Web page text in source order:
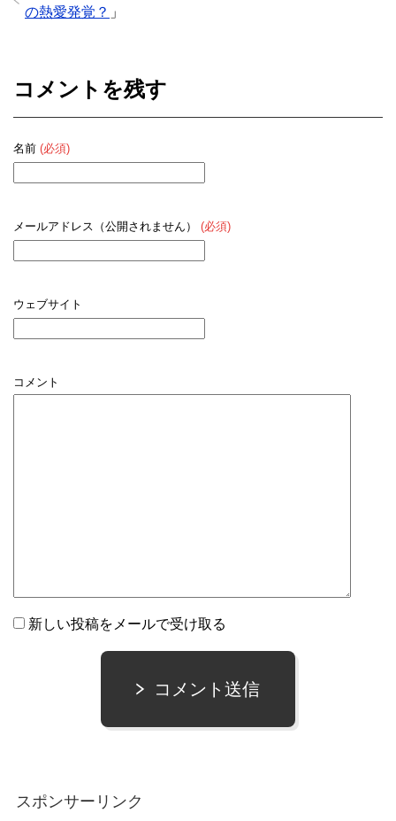
の熱愛発覚？ 」
コメントを残す
名前 (必須)
メールアドレス（公開されません） (必須)
ウェブサイト
コメント
新しい投稿をメールで受け取る
コメント送信
スポンサーリンク